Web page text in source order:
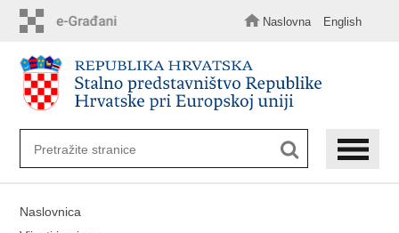
sadržaj
Naslovna English
Naslovnica